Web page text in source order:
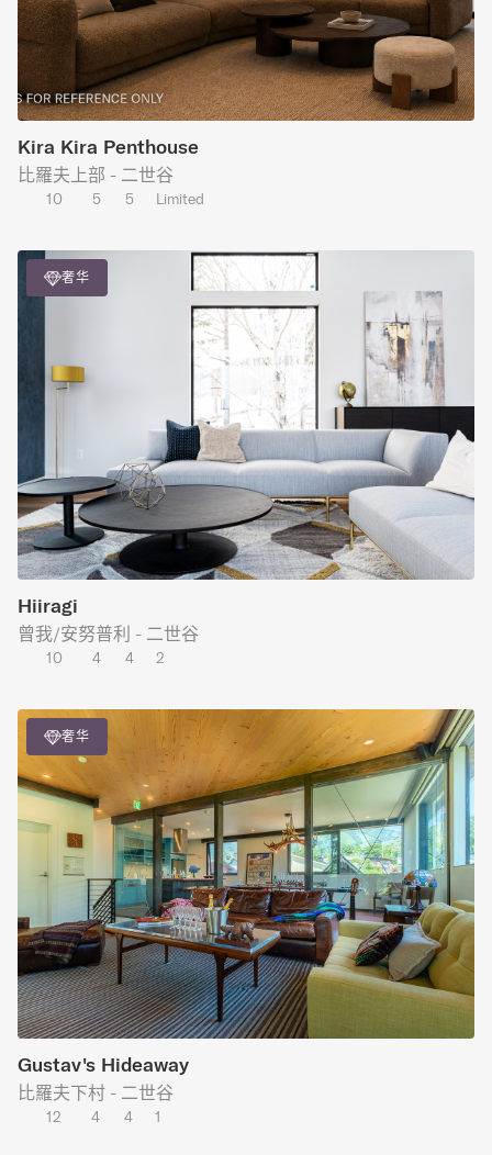
Kira Kira Penthouse
比羅夫上部 - 二世谷
10 5 5 Limited
奢华
Hiiragi
曾我/安努普利 - 二世谷
10 4 4 2
奢华
Gustav's Hideaway
比羅夫下村 - 二世谷
12 4 4 1